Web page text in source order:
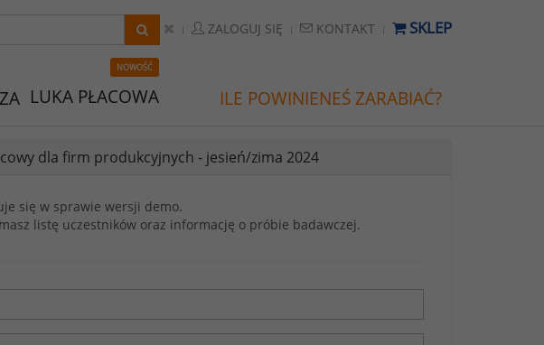
ZALOGUJ SIĘ KONTAKT SKLEP
NOWOŚĆ
LUKA PŁACOWA ILE POWINIENEŚ ZARABIAĆ?
dla firm produkcyjnych - jesień/zima 2024
się w sprawie wersji demo.
listę uczestników oraz informację o próbie badawczej.